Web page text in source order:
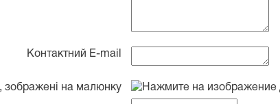
Контактний E-mail
зображені на малюнку